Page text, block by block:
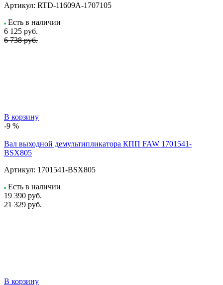
Артикул: RTD-11609A-1707105
Есть в наличии
6 125 руб.
6 738 руб.
В корзину
-9 %
Вал выходной демультипликатора КПП FAW 1701541-
BSX805
Артикул: 1701541-BSX805
Есть в наличии
19 390 руб.
21 329 руб.
В корзину